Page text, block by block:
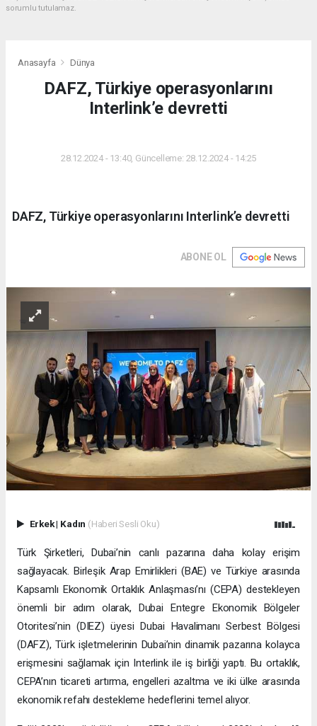
sorumlu tutulamaz.
Anasayfa Dünya
DAFZ, Türkiye operasyonlarını
Interlink’e devretti
28.12.2024 - 13:40, Güncelleme: 28.12.2024 - 14:25
DAFZ, Türkiye operasyonlarını Interlink’e devretti
ABONE OL
Erkek| Kadın (Haberi Sesli Oku)
Türk Şirketleri, Dubai’nin canlı pazarına daha kolay erişim
sağlayacak. Birleşik Arap Emirlikleri (BAE) ve Türkiye arasında
Kapsamlı Ekonomik Ortaklık Anlaşması’nı (CEPA) destekleyen
önemli bir adım olarak, Dubai Entegre Ekonomik Bölgeler
Otoritesi’nin (DIEZ) üyesi Dubai Havalimanı Serbest Bölgesi
(DAFZ), Türk işletmelerinin Dubai’nin dinamik pazarına kolayca
erişmesini sağlamak için Interlink ile iş birliği yaptı. Bu ortaklık,
CEPA’nın ticareti artırma, engelleri azaltma ve iki ülke arasında
ekonomik refahı destekleme hedeflerini temel alıyor.